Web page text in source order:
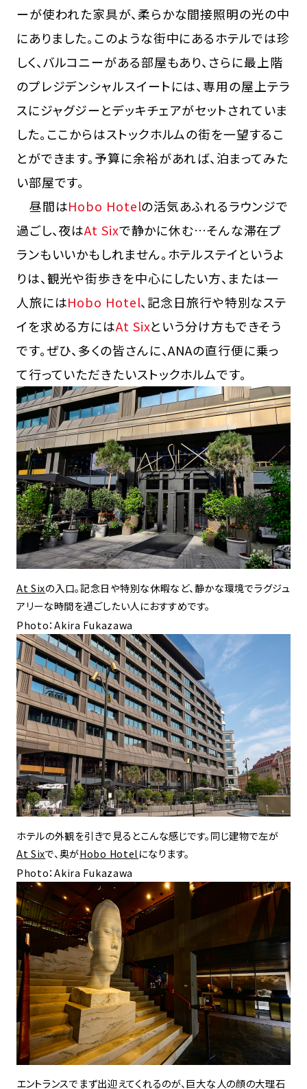
ーが使われた家具が、柔らかな間接照明の光の中
にありました。このような街中にあるホテルでは珍
しく、バルコニーがある部屋もあり、さらに最上階
のプレジデンシャルスイートには、専用の屋上テラ
スにジャグジーとデッキチェアがセットされていま
した。ここからはストックホルムの街を一望するこ
とができます。予算に余裕があれば、泊まってみた
い部屋です。
昼間はHobo Hotelの活気あふれるラウンジで
過ごし、夜はAt Sixで静かに休む…そんな滞在プ
ランもいいかもしれません。ホテルステイというよ
りは、観光や街歩きを中心にしたい方、または一
人旅にはHobo Hotel、記念日旅行や特別なステ
イを求める方にはAt Sixという分け方もできそう
です。ぜひ、多くの皆さんに、ANAの直行便に乗っ
て行っていただきたいストックホルムです。
At Sixの入口。記念日や特別な休暇など、静かな環境でラグジュ
アリーな時間を過ごしたい人におすすめです。
Photo：Akira Fukazawa
ホテルの外観を引きで見るとこんな感じです。同じ建物で左が
At Sixで、奥がHobo Hotelになります。
Photo：Akira Fukazawa
エントランスでまず出迎えてくれるのが、巨大な人の顔の大理石